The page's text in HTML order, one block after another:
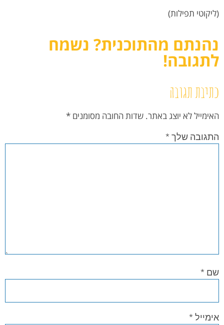
(ליקוטי תפילות)
נהנתם מהתוכנית? נשמח
לתגובה!
כתיבת תגובה
האימייל לא יוצג באתר. שדות החובה מסומנים *
התגובה שלך *
שם *
אימייל *